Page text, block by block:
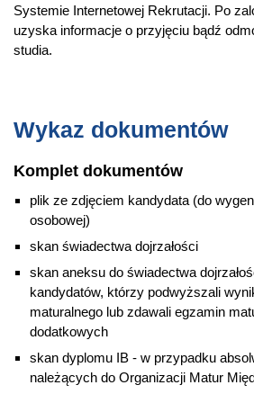
Systemie Internetowej Rekrutacji. Po
uzyska informacje o przyjęciu bądź
studia.
Wykaz dokumentów
Komplet dokumentów
plik ze zdjęciem kandydata (do
osobowej)
skan świadectwa dojrzałości
skan aneksu do świadectwa
kandydatów, którzy podwyższali
maturalnego lub zdawali egzamin
dodatkowych
skan dyplomu IB - w przypadku
należących do Organizacji Matur